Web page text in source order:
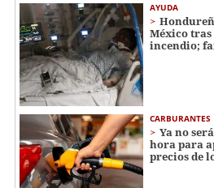
AYUDA
México
incendio;
CARBURANTES
Ya no
hora para
precios de